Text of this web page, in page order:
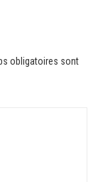
obligatoires sont